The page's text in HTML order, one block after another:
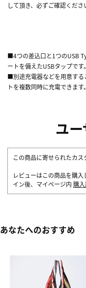
して頂き、必ずご確認くださ
■4つの差込口と1つのUSB
ートを備えたUSBタップです。
■別途充電器などを用意する
トを複数同時に充電できます。
ユ
この商品に寄せられたカス
レビューはこの商品を購
イン後、マイページ内 購
あなたへのおすすめ